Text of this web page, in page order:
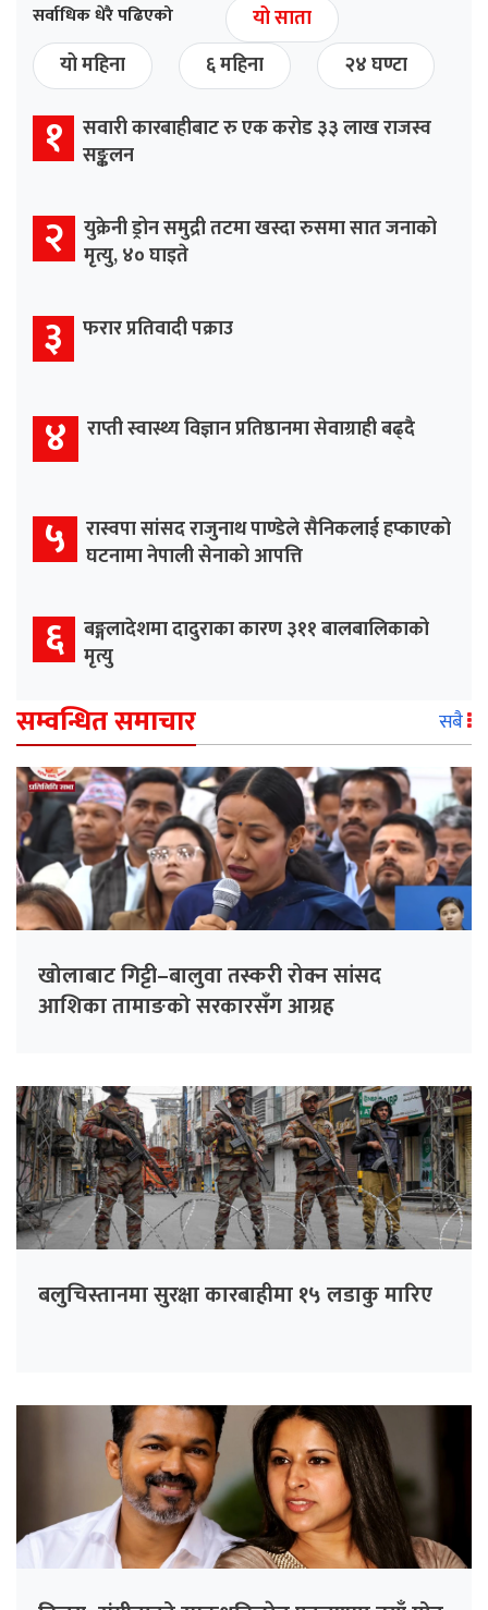
सर्वाधिक धेरै पढिएको
यो साता
यो महिना
६ महिना २४ घण्टा
१ सवारी कारबाहीबाट रु एक करोड ३३ लाख राजस्व
सङ्कलन
२ युक्रेनी ड्रोन समुद्री तटमा खस्दा रुसमा सात जनाको
मृत्यु, ४० घाइते
३ फरार प्रतिवादी पक्राउ
४ राप्ती स्वास्थ्य विज्ञान प्रतिष्ठानमा सेवाग्राही बढ्दै
५ रास्वपा सांसद राजुनाथ पाण्डेले सैनिकलाई हप्काएको
घटनामा नेपाली सेनाको आपत्ति
६ बङ्गलादेशमा दादुराका कारण ३११ बालबालिकाको
मृत्यु
सम्वन्धित समाचार सबै
खोलाबाट गिट्टी–बालुवा तस्करी रोक्न सांसद
आशिका तामाङको सरकारसँग आग्रह
बलुचिस्तानमा सुरक्षा कारबाहीमा १५ लडाकु मारिए